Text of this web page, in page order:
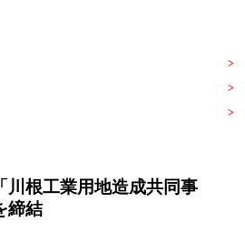
川根工業用地造成共同事
締結